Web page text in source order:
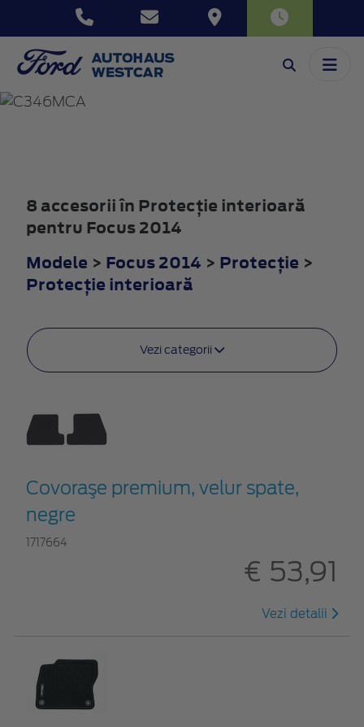
FOCUS
8 accesorii în Protecţie interioară
pentru Focus 2014
Modele > Focus 2014 > Protecţie >
Protecţie interioară
Vezi categorii
Covoraşe premium, velur spate,
negre
1717664
€ 53,91
Vezi detalii